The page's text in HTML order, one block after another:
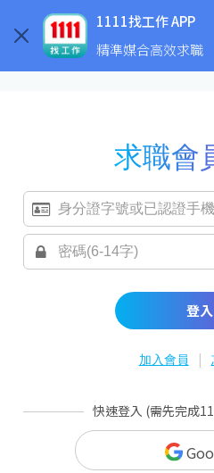
1111找工作 APP
精準媒合高效求職
求職會
登入
加入會員 |
快速登入 (需先完成